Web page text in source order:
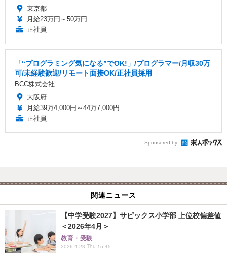
東京都
月給23万円～50万円
正社員
「“プログラミング気になる”でOK!」/プログラマー/月収30万
可/未経験歓迎/リモート面接OK/正社員採用
BCC株式会社
大阪府
月給39万4,000円～44万7,000円
正社員
Sponsored by
関連ニュース
【中学受験2027】サピックス小学部 上位校偏差値
＜2026年4月＞
教育・受験
2026.4.23 Thu 15:45